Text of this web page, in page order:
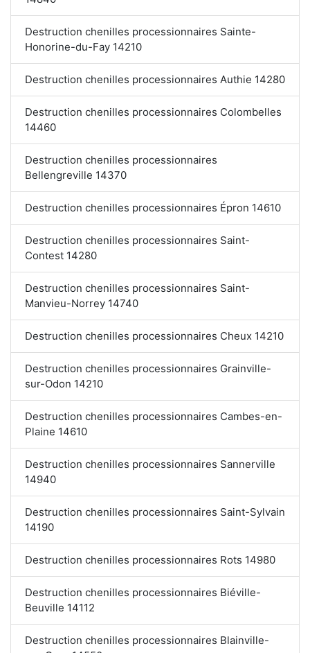
Destruction chenilles processionnaires Sainte-
Honorine-du-Fay 14210
Destruction chenilles processionnaires Authie 14280
Destruction chenilles processionnaires Colombelles
14460
Destruction chenilles processionnaires
Bellengreville 14370
Destruction chenilles processionnaires Épron 14610
Destruction chenilles processionnaires Saint-
Contest 14280
Destruction chenilles processionnaires Saint-
Manvieu-Norrey 14740
Destruction chenilles processionnaires Cheux 14210
Destruction chenilles processionnaires Grainville-
sur-Odon 14210
Destruction chenilles processionnaires Cambes-en-
Plaine 14610
Destruction chenilles processionnaires Sannerville
14940
Destruction chenilles processionnaires Saint-Sylvain
14190
Destruction chenilles processionnaires Rots 14980
Destruction chenilles processionnaires Biéville-
Beuville 14112
Destruction chenilles processionnaires Blainville-